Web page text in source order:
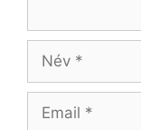
Név
Email